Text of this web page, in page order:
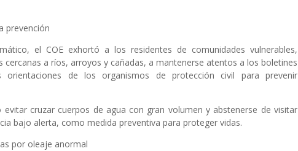
prevención
el COE exhortó a los residentes de comunidades vulnerables,
cercanas a ríos, arroyos y cañadas, a mantenerse atentos a los boletines
orientaciones de los organismos de protección civil para prevenir
evitar cruzar cuerpos de agua con gran volumen y abstenerse de visitar
bajo alerta, como medida preventiva para proteger vidas.
por oleaje anormal